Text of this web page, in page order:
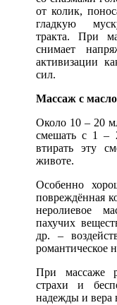
от колик,
гладкую
тракта. При
снимает
активизации
сил.
Массаж с
Около 10 – 20
смешать с 1 –
втирать эту
животе.
Особенно
повреждённая
неролиевое
пахучих
др. –
романтическое
При массаже
страхи и
надежды и вера